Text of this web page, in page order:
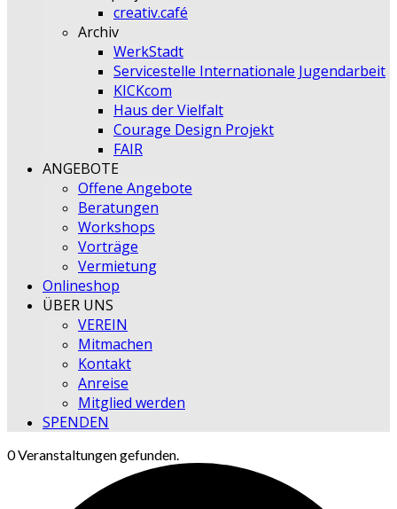
creativ.café
Archiv
WerkStadt
Servicestelle Internationale Jugendarbeit
KICKcom
Haus der Vielfalt
Courage Design Projekt
FAIR
ANGEBOTE
Offene Angebote
Beratungen
Workshops
Vorträge
Vermietung
Onlineshop
ÜBER UNS
VEREIN
Mitmachen
Kontakt
Anreise
Mitglied werden
SPENDEN
0 Veranstaltungen gefunden.